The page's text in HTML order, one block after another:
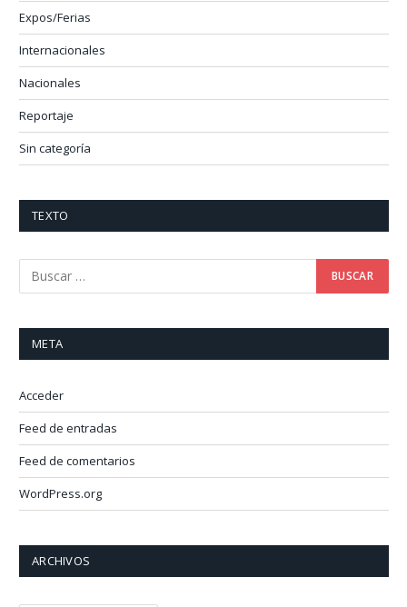
Expos/Ferias
Internacionales
Nacionales
Reportaje
Sin categoría
TEXTO
META
Acceder
Feed de entradas
Feed de comentarios
WordPress.org
ARCHIVOS